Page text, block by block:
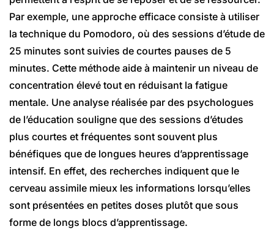
Par exemple, une approche efficace consiste à utiliser
la technique du Pomodoro, où des sessions d’étude de
25 minutes sont suivies de courtes pauses de 5
minutes. Cette méthode aide à maintenir un niveau de
concentration élevé tout en réduisant la fatigue
mentale. Une analyse réalisée par des psychologues
de l’éducation souligne que des sessions d’études
plus courtes et fréquentes sont souvent plus
bénéfiques que de longues heures d’apprentissage
intensif. En effet, des recherches indiquent que le
cerveau assimile mieux les informations lorsqu’elles
sont présentées en petites doses plutôt que sous
forme de longs blocs d’apprentissage.